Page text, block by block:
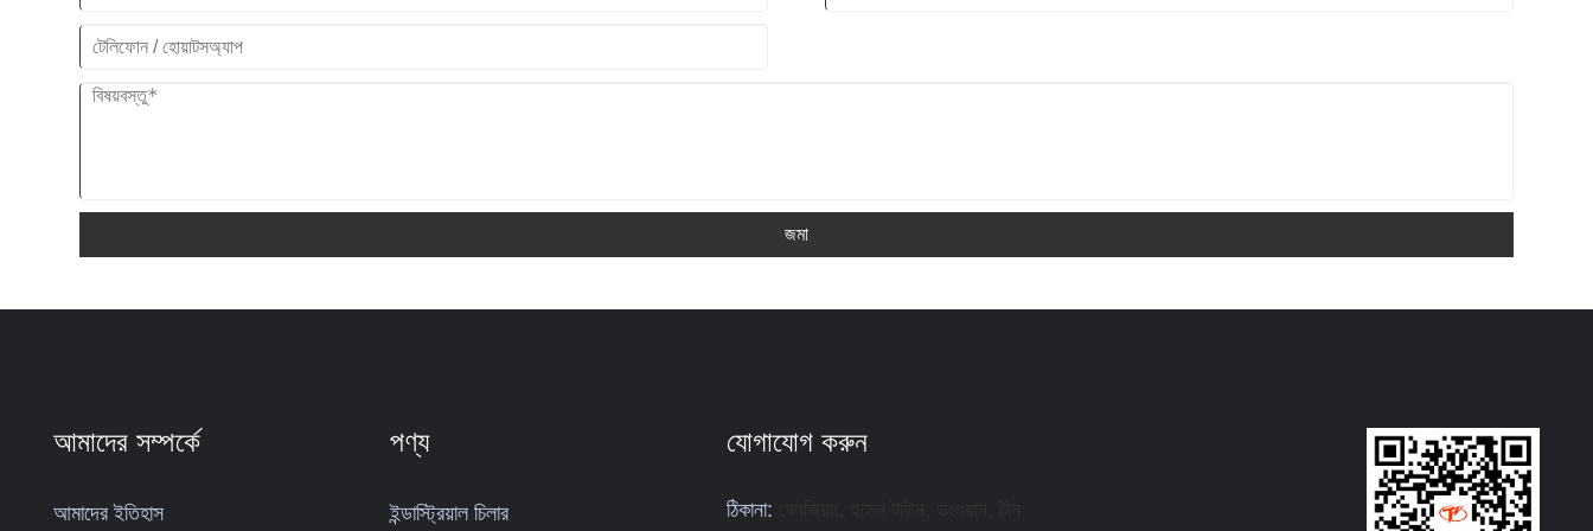
জমা
আমাদের সম্পর্কে
আমাদের ইতিহাস
পণ্য
ইন্ডাস্ট্রিয়াল চিলার
যোগাযোগ করুন
ঠিকানা: